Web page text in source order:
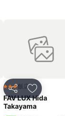
分享 加入我的
3 星級飯店
FAV LUX Hida
Takayama